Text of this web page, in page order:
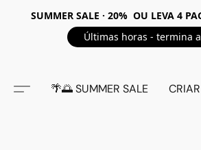
SUMMER SALE · 20% OU LEVA 4
Últimas horas - termina
🌴🌅 SUMMER SALE